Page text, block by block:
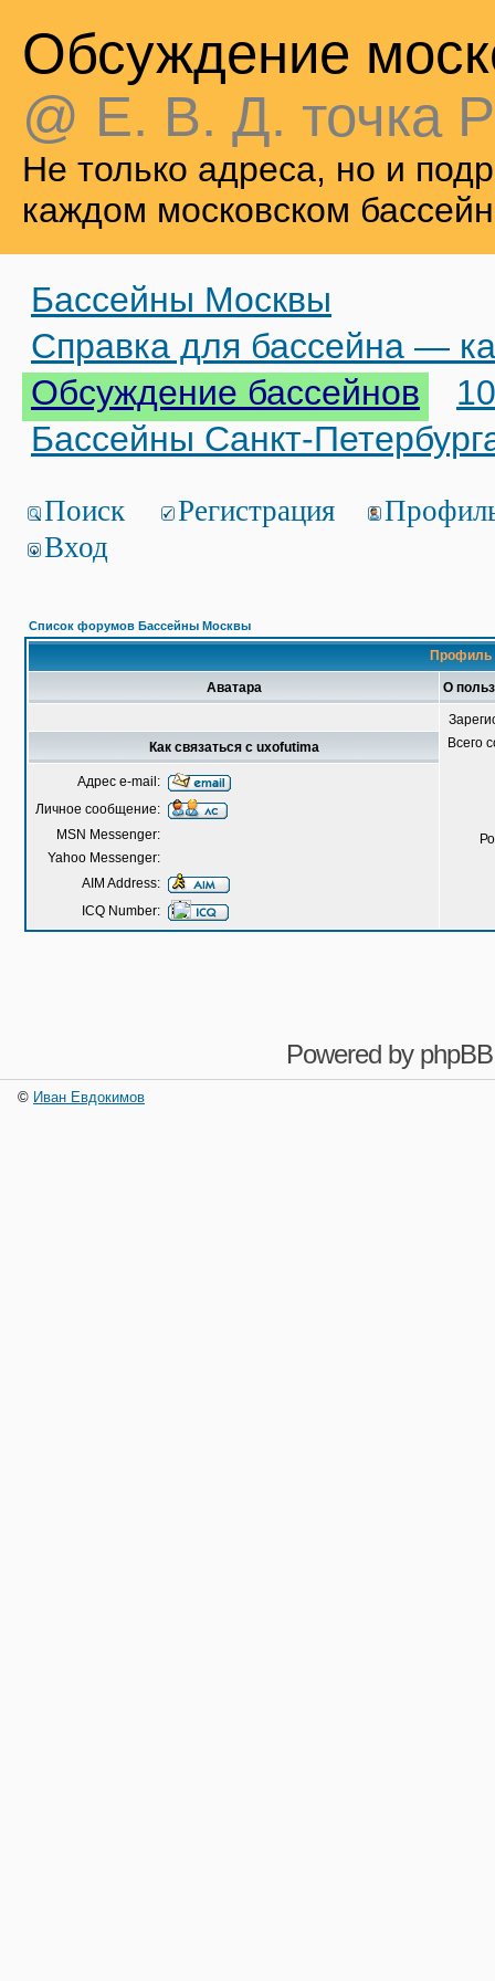
Обсуждение
@ Е. В. Д. точка
Не только адреса, но и
каждом московском
Бассейны Москвы
Справка для бассейна —
Обсуждение бассейнов
Бассейны Санкт-
Поиск Регистрация
Вход
Список форумов Бассейны Москвы
Профиль
Аватара О
Всего
Как связаться с uxofutima
Адрес e-mail:
Личное сообщение:
MSN Messenger:
Yahoo Messenger:
AIM Address:
ICQ Number:
Powered by phpBB
© Иван Евдокимов